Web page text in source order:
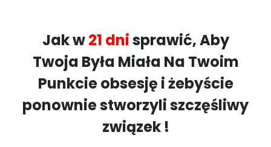
Jak w21 dnisprawić, Aby
Twoja Była Miała Na Twoim
Punkcie obsesję i żebyście
ponownie stworzyli szczęśliwy
związek !